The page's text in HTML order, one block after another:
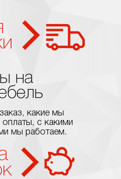
на
какие мы
оплаты, с какими
мы работаем.